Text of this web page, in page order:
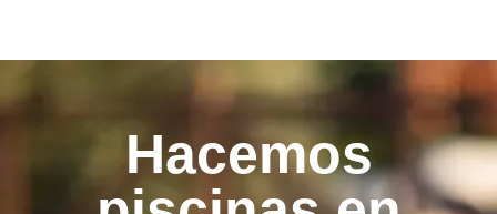
Hacemos